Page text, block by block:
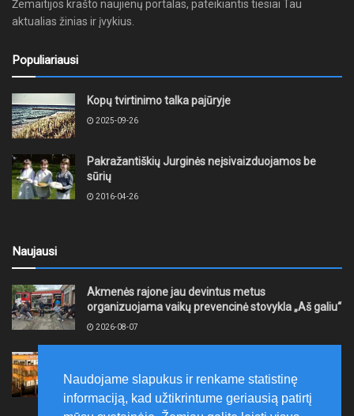
Žemaitijos krašto naujienų portalas, pateikiantis tiesiai Tau
aktualias žinias ir įvykius.
Populiariausi
Kopų tvirtinimo talka pajūryje
2025-09-26
Pakražantiškių Jurginės neįsivaizduojamos be
sūrių
2016-04-26
Naujausi
Akmenės rajone jau devintus metus
organizuojama vaikų prevencinė stovykla „Aš galiu“
2026-08-07
smulkiojo ir vidutinio verslo subjektų kūrimąsi
2026-08-07
Naudojame slapukus ir renkame statistinę
informaciją, kad užtikrintume geriausią patirtį